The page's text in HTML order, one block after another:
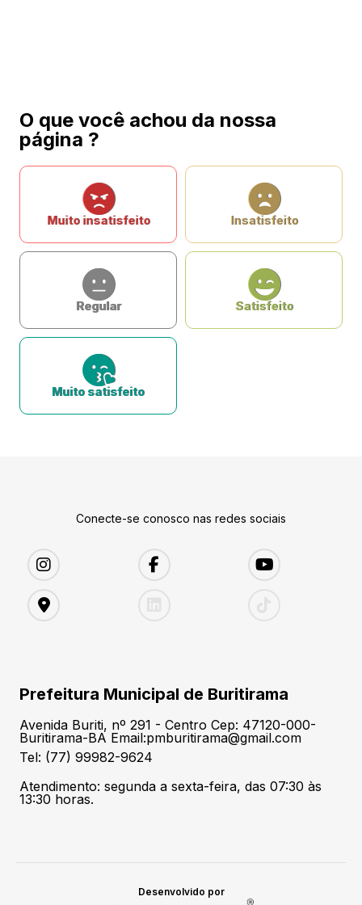
O que você achou da nossa
página ?
Muito insatisfeito Insatisfeito
Regular Satisfeito
Muito satisfeito
Conecte-se conosco nas redes sociais
Prefeitura Municipal de Buritirama
Avenida Buriti, nº 291 - Centro Cep: 47120-000-
Buritirama-BA Email:pmburitirama@gmail.com
Tel: (77) 99982-9624
Atendimento: segunda a sexta-feira, das 07:30 às
13:30 horas.
Desenvolvido por